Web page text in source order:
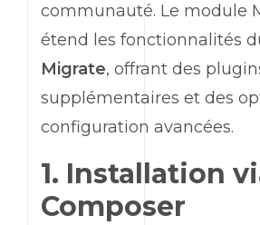
communauté. Le module
étend les fonctionnalités
Migrate, offrant des
supplémentaires et des
configuration avancées.
1. Installation
Composer